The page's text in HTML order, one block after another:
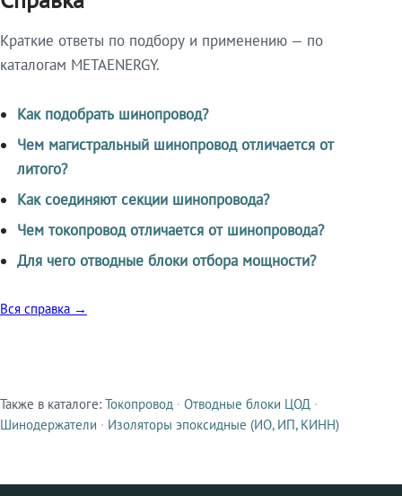
Краткие ответы по подбору и применению — по
каталогам METAENERGY.
Как подобрать шинопровод?
Чем магистральный шинопровод отличается от
литого?
Как соединяют секции шинопровода?
Чем токопровод отличается от шинопровода?
Для чего отводные блоки отбора мощности?
Вся справка →
Смежные продукты
Также в каталоге: Токопровод · Отводные блоки ЦОД ·
Шинодержатели · Изоляторы эпоксидные (ИО, ИП, КИНН)